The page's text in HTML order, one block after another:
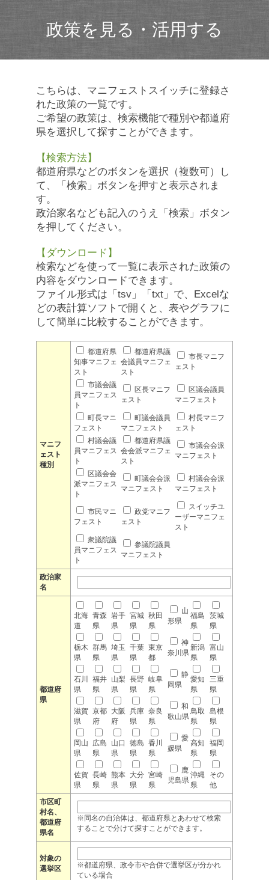
政策を見る・活用する
こちらは、マニフェストスイッチに登録さ
れた政策の一覧です。
ご希望の政策は、検索機能で種別や都道府
県を選択して探すことができます。
【検索方法】
都道府県などのボタンを選択（複数可）し
て、「検索」ボタンを押すと表示されま
す。
政治家名なども記入のうえ「検索」ボタン
を押してください。
【ダウンロード】
検索などを使って一覧に表示された政策の
内容をダウンロードできます。
ファイル形式は「tsv」「txt」で、Excelな
どの表計算ソフトで開くと、表やグラフに
して簡単に比較することができます。
マニフ
ェスト
種別
都道府県
知事マニフェ
スト
都道府県議
会議員マニフェ
スト
市長マニフ
ェスト
市議会議
員マニフェス
ト
区長マニフ
ェスト
区議会議員
マニフェスト
町長マニ
フェスト
町議会議員
マニフェスト
村長マニフ
ェスト
村議会議
員マニフェス
ト
都道府県議
会会派マニフェ
スト
市議会会派
マニフェスト
区議会会
派マニフェス
ト
町議会会派
マニフェスト
村議会会派
マニフェスト
市民マニ
フェスト
政党マニフ
ェスト
スイッチユ
ーザーマニフェ
スト
衆議院議
員マニフェス
ト
参議院議員
マニフェスト
政治家
名
都道府
県
北海
道
青森
県
岩手
県
宮城
県
秋田
県
山
形県
福島
県
茨城
県
栃木
県
群馬
県
埼玉
県
千葉
県
東京
都
神
奈川県
新潟
県
富山
県
石川
県
福井
県
山梨
県
長野
県
岐阜
県
静
岡県
愛知
県
三重
県
滋賀
県
京都
府
大阪
府
兵庫
県
奈良
県
和
歌山県
鳥取
県
島根
県
岡山
県
広島
県
山口
県
徳島
県
香川
県
愛
媛県
高知
県
福岡
県
佐賀
県
長崎
県
熊本
県
大分
県
宮崎
県
鹿
児島県
沖縄
県
その
他
市区町
村名、
都道府
県名
※同名の自治体は、都道府県とあわせて検索
することで分けて探すことができます。
対象の
選挙区
※都道府県、政令市や合併で選挙区が分かれ
ている場合